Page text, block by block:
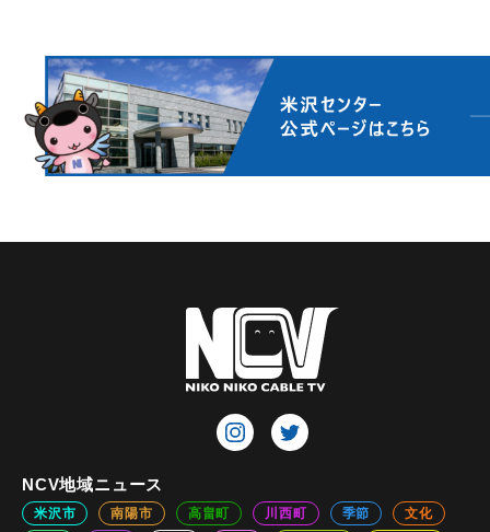
NCV地域ニュース
米沢市 南陽市 高畠町 川西町 季節
文化